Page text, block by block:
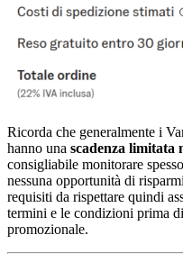
Ricorda che generalmente i
hanno una scadenza limitata
consigliabile monitorare
nessuna opportunità di
requisiti da rispettare quindi
termini e le condizioni prima
promozionale.